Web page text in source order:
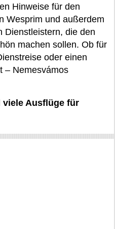
Hinweise für den
Wesprim und außerdem
Dienstleistern, die den
machen sollen. Ob für
oder einen
– Nemesvámos
Ausflüge für